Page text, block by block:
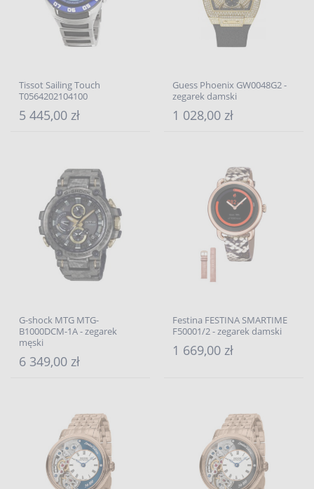
Tissot Sailing Touch
T0564202104100
5 445,00 zł
Guess Phoenix GW0048G2 -
zegarek damski
1 028,00 zł
G-shock MTG MTG-
B1000DCM-1A - zegarek
męski
6 349,00 zł
Festina FESTINA SMARTIME
F50001/2 - zegarek damski
1 669,00 zł